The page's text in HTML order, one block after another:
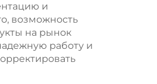
и
возможность
на рынок
работу и